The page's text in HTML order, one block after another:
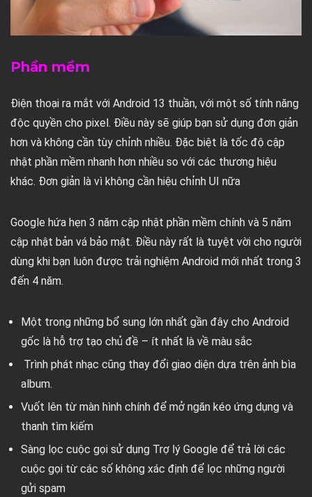
Phần mềm
Điện thoại ra mắt với Android 13 thuần, với một số tính năng
độc quyền cho pixel. Điều này sẽ giúp bạn sử dụng đơn giản
hơn và không cần tùy chỉnh nhiều. Đặc biệt là tốc độ cập
nhật phần mềm nhanh hơn nhiều so với các thương hiệu
khác. Đơn giản là vì không cần hiệu chỉnh UI nữa
Google hứa hẹn 3 năm cập nhật phần mềm chính và 5 năm
cập nhật bản vá bảo mật. Điều này rất là tuyệt vời cho người
dùng khi bạn luôn được trải nghiệm Android mới nhất trong 3
đến 4 năm.
Một trong những bổ sung lớn nhất gần đây cho Android
gốc là hỗ trợ tạo chủ đề – ít nhất là về màu sắc
Trình phát nhạc cũng thay đổi giao diện dựa trên ảnh bìa
album.
Vuốt lên từ màn hình chính để mở ngăn kéo ứng dụng và
thanh tìm kiếm
Sàng lọc cuộc gọi sử dụng Trợ lý Google để trả lời các
cuộc gọi từ các số không xác định để lọc những người
gửi spam